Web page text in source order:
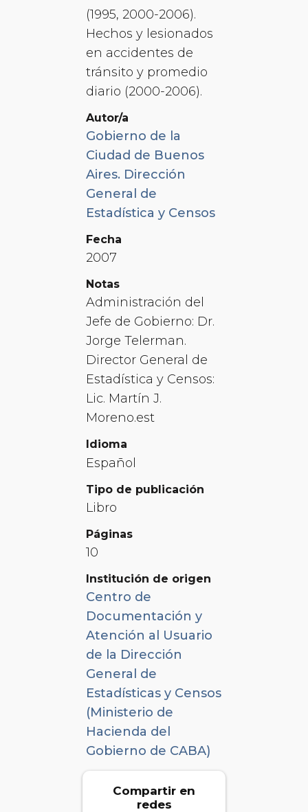
(1995, 2000-2006).
Hechos y lesionados
en accidentes de
tránsito y promedio
diario (2000-2006).
Autor/a
Gobierno de la
Ciudad de Buenos
Aires. Dirección
General de
Estadística y Censos
Fecha
2007
Notas
Administración del
Jefe de Gobierno: Dr.
Jorge Telerman.
Director General de
Estadística y Censos:
Lic. Martín J.
Moreno.est
Idioma
Español
Tipo de publicación
Libro
Páginas
10
Institución de origen
Centro de
Documentación y
Atención al Usuario
de la Dirección
General de
Estadísticas y Censos
(Ministerio de
Hacienda del
Gobierno de CABA)
Compartir en
redes